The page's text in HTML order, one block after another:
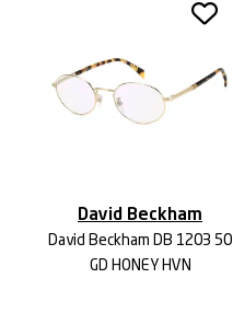
David Beckham
David Beckham DB 1203 50
GD HONEY HVN